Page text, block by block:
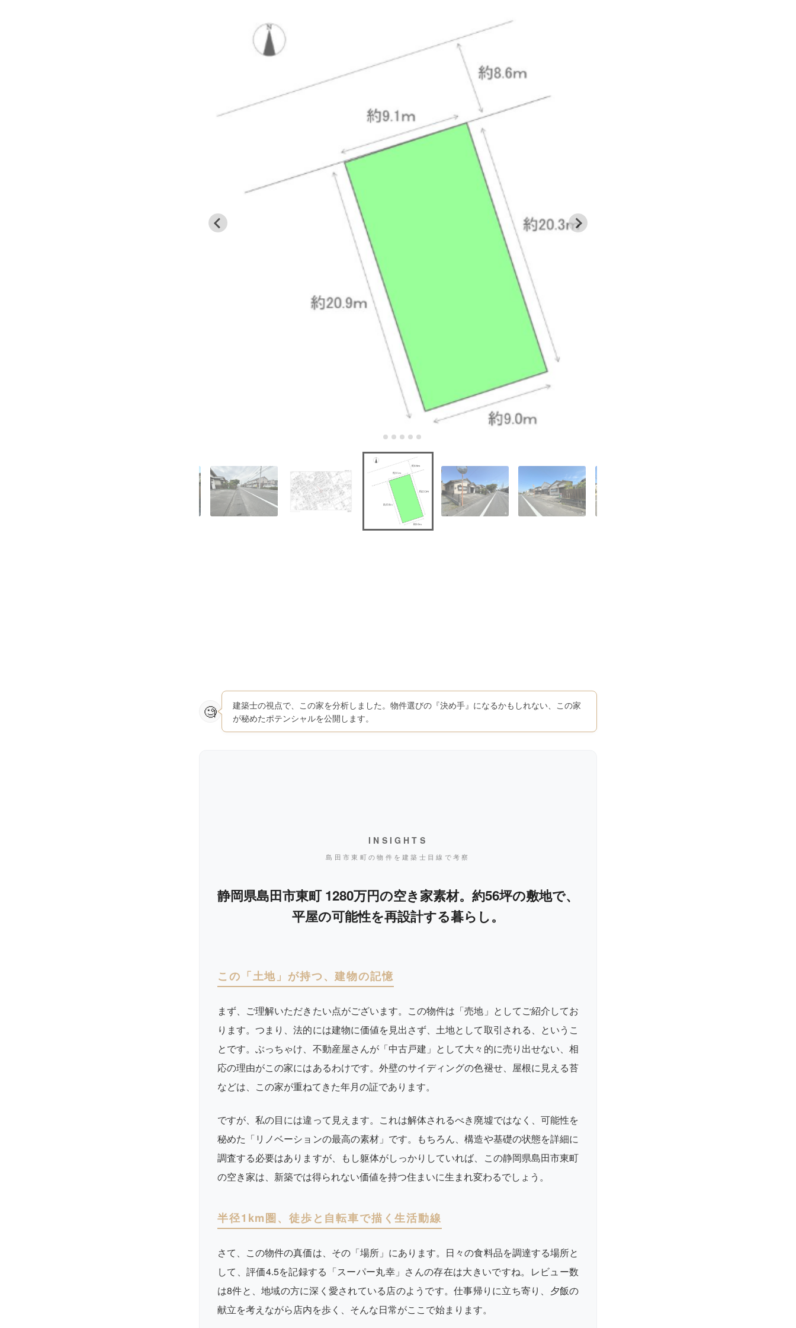
建築士の視点で、この家を分析しました。物件選びの『決め手』になるかもしれない、この家
が秘めたポテンシャルを公開します。
INSIGHTS
島田市東町の物件を建築士目線で考察
静岡県島田市東町 1280万円の空き家素材。約56坪の敷地で、
平屋の可能性を再設計する暮らし。
この「土地」が持つ、建物の記憶
まず、ご理解いただきたい点がございます。この物件は「売地」としてご紹介してお
ります。つまり、法的には建物に価値を見出さず、土地として取引される、というこ
とです。ぶっちゃけ、不動産屋さんが「中古戸建」として大々的に売り出せない、相
応の理由がこの家にはあるわけです。外壁のサイディングの色褪せ、屋根に見える苔
などは、この家が重ねてきた年月の証であります。
ですが、私の目には違って見えます。これは解体されるべき廃墟ではなく、可能性を
秘めた「リノベーションの最高の素材」です。もちろん、構造や基礎の状態を詳細に
調査する必要はありますが、もし躯体がしっかりしていれば、この静岡県島田市東町
の空き家は、新築では得られない価値を持つ住まいに生まれ変わるでしょう。
半径1km圏、徒歩と自転車で描く生活動線
さて、この物件の真価は、その「場所」にあります。日々の食料品を調達する場所と
して、評価4.5を記録する「スーパー丸幸」さんの存在は大きいですね。レビュー数
は8件と、地域の方に深く愛されている店のようです。仕事帰りに立ち寄り、夕飯の
献立を考えながら店内を歩く、そんな日常がここで始まります。